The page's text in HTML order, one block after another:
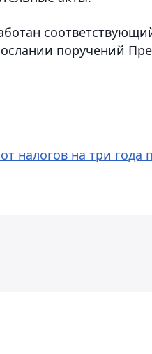
поручений
налогов на три года